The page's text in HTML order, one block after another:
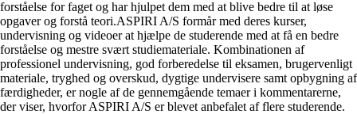
forståelse for faget og har hjulpet dem med at blive bedre til at løse
opgaver og forstå teori.ASPIRI A/S formår med deres kurser,
undervisning og videoer at hjælpe de studerende med at få en bedre
forståelse og mestre svært studiemateriale. Kombinationen af
professionel undervisning, god forberedelse til eksamen, brugervenligt
materiale, tryghed og overskud, dygtige undervisere samt opbygning af
færdigheder, er nogle af de gennemgående temaer i kommentarerne,
der viser, hvorfor ASPIRI A/S er blevet anbefalet af flere studerende.